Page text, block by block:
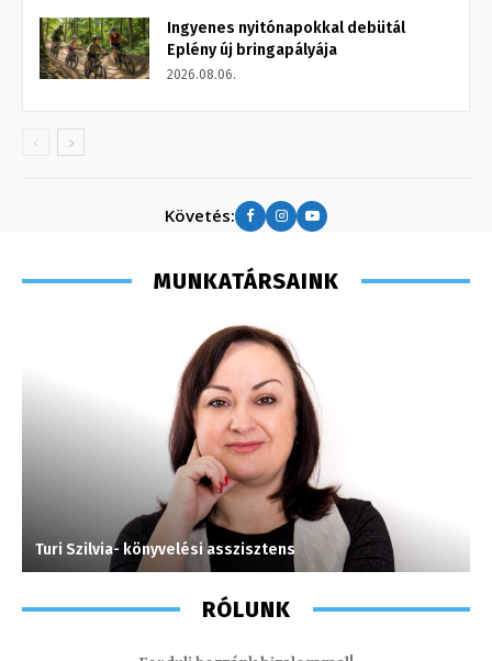
Ingyenes nyitónapokkal debütál
Eplény új bringapályája
2026.08.06.
Követés:
MUNKATÁRSAINK
Turi Szilvia- könyvelési asszisztens
RÓLUNK